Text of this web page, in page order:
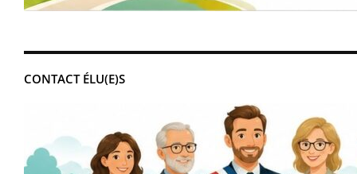
CONTACT ÉLU(E)S